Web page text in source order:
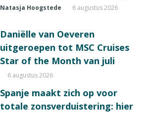
Natasja Hoogstede 6 augustus 2026
Daniëlle van Oeveren
uitgeroepen tot MSC Cruises
Star of the Month van juli
6 augustus 2026
Spanje maakt zich op voor
totale zonsverduistering: hier